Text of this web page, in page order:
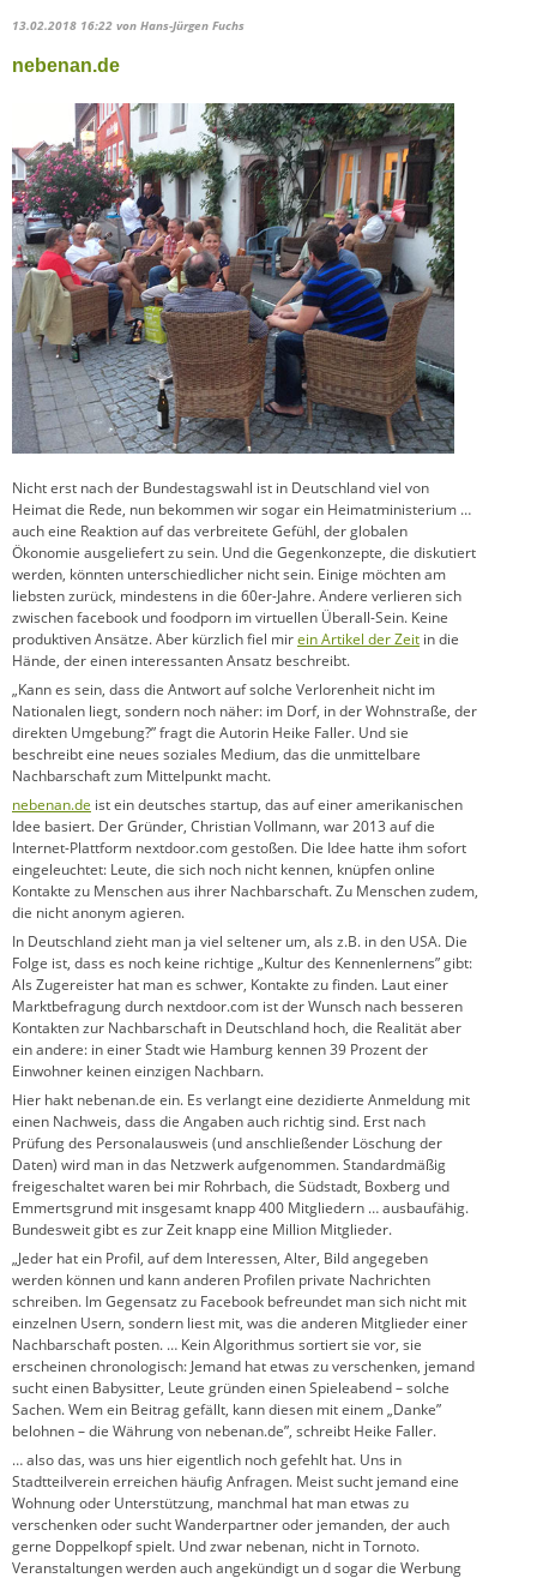
13.02.2018 16:22 von Hans-Jürgen Fuchs
nebenan.de
Nicht erst nach der Bundestagswahl ist in Deutschland viel von
Heimat die Rede, nun bekommen wir sogar ein Heimatministerium …
auch eine Reaktion auf das verbreitete Gefühl, der globalen
Ökonomie ausgeliefert zu sein. Und die Gegenkonzepte, die diskutiert
werden, könnten unterschiedlicher nicht sein. Einige möchten am
liebsten zurück, mindestens in die 60er-Jahre. Andere verlieren sich
zwischen facebook und foodporn im virtuellen Überall-Sein. Keine
produktiven Ansätze. Aber kürzlich fiel mirein Artikel der Zeit in die
Hände, der einen interessanten Ansatz beschreibt.
„Kann es sein, dass die Antwort auf solche Verlorenheit nicht im
Nationalen liegt, sondern noch näher: im Dorf, in der Wohnstraße, der
direkten Umgebung?” fragt die Autorin Heike Faller. Und sie
beschreibt eine neues soziales Medium, das die unmittelbare
Nachbarschaft zum Mittelpunkt macht.
nebenan.de ist ein deutsches startup, das auf einer amerikanischen
Idee basiert. Der Gründer, Christian Vollmann, war 2013 auf die
Internet-Plattform nextdoor.com gestoßen. Die Idee hatte ihm sofort
eingeleuchtet: Leute, die sich noch nicht kennen, knüpfen online
Kontakte zu Menschen aus ihrer Nachbarschaft. Zu Menschen zudem,
die nicht anonym agieren.
In Deutschland zieht man ja viel seltener um, als z.B. in den USA. Die
Folge ist, dass es noch keine richtige „Kultur des Kennenlernens” gibt:
Als Zugereister hat man es schwer, Kontakte zu finden. Laut einer
Marktbefragung durch nextdoor.com ist der Wunsch nach besseren
Kontakten zur Nachbarschaft in Deutschland hoch, die Realität aber
ein andere: in einer Stadt wie Hamburg kennen 39 Prozent der
Einwohner keinen einzigen Nachbarn.
Hier hakt nebenan.de ein. Es verlangt eine dezidierte Anmeldung mit
einen Nachweis, dass die Angaben auch richtig sind. Erst nach
Prüfung des Personalausweis (und anschließender Löschung der
Daten) wird man in das Netzwerk aufgenommen. Standardmäßig
freigeschaltet waren bei mir Rohrbach, die Südstadt, Boxberg und
Emmertsgrund mit insgesamt knapp 400 Mitgliedern … ausbaufähig.
Bundesweit gibt es zur Zeit knapp eine Million Mitglieder.
„Jeder hat ein Profil, auf dem Interessen, Alter, Bild angegeben
werden können und kann anderen Profilen private Nachrichten
schreiben. Im Gegensatz zu Facebook befreundet man sich nicht mit
einzelnen Usern, sondern liest mit, was die anderen Mitglieder einer
Nachbarschaft posten. … Kein Algorithmus sortiert sie vor, sie
erscheinen chronologisch: Jemand hat etwas zu verschenken, jemand
sucht einen Babysitter, Leute gründen einen Spieleabend – solche
Sachen. Wem ein Beitrag gefällt, kann diesen mit einem „Danke”
belohnen – die Währung von nebenan.de”, schreibt Heike Faller.
… also das, was uns hier eigentlich noch gefehlt hat. Uns in
Stadtteilverein erreichen häufig Anfragen. Meist sucht jemand eine
Wohnung oder Unterstützung, manchmal hat man etwas zu
verschenken oder sucht Wanderpartner oder jemanden, der auch
gerne Doppelkopf spielt. Und zwar nebenan, nicht in Tornoto.
Veranstaltungen werden auch angekündigt un d sogar die Werbung